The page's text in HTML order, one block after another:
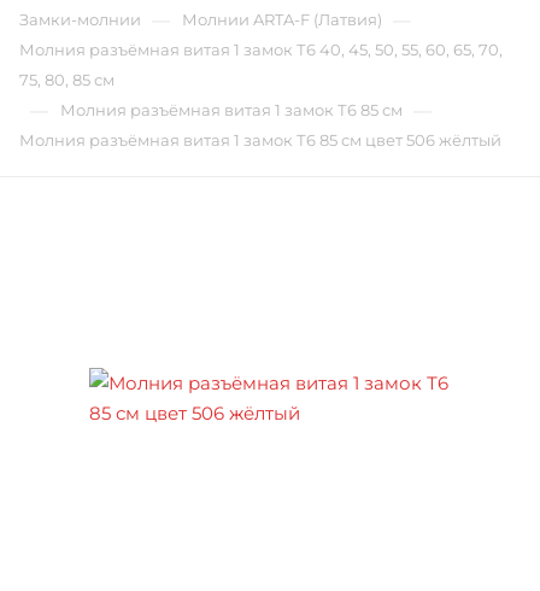
Замки-молнии Молнии ARTA-F (Латвия)
Молния разъёмная витая 1 замок Т6 40, 45, 50, 55, 60, 65, 70,
75, 80, 85 см
Молния разъёмная витая 1 замок Т6 85 см
Молния разъёмная витая 1 замок Т6 85 см цвет 506 жёлтый